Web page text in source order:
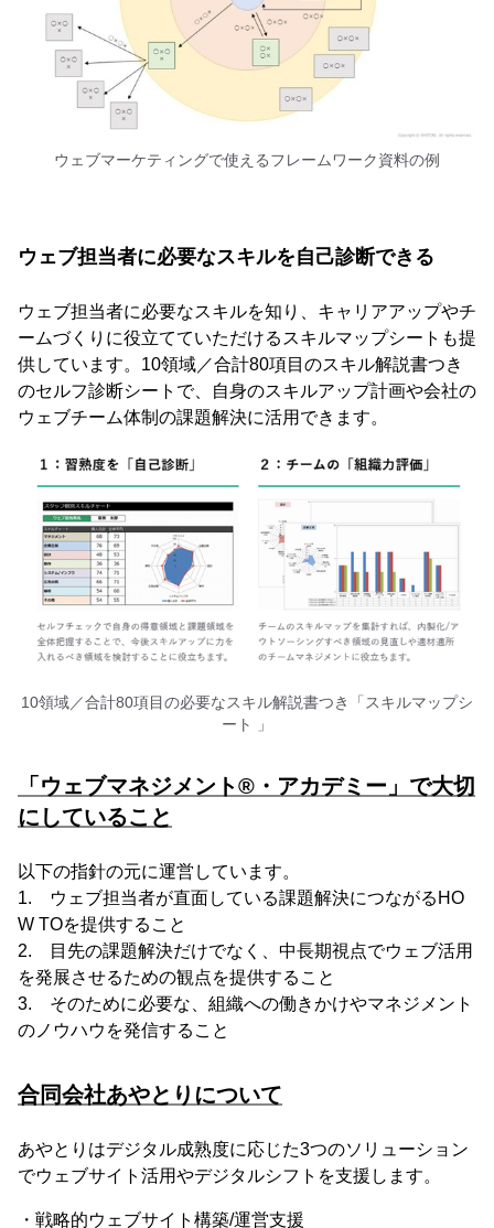
ウェブマーケティングで使えるフレームワーク資料の例
ウェブ担当者に必要なスキルを自己診断できる
ウェブ担当者に必要なスキルを知り、キャリアアップやチ
ームづくりに役立てていただけるスキルマップシートも提
供しています。10領域／合計80項目のスキル解説書つき
のセルフ診断シートで、自身のスキルアップ計画や会社の
ウェブチーム体制の課題解決に活用できます。
10領域／合計80項目の必要なスキル解説書つき「スキルマップシ
ート 」
「ウェブマネジメント®・アカデミー」で大切
にしていること
以下の指針の元に運営しています。
1. ウェブ担当者が直面している課題解決につながるHO
W TOを提供すること
2. 目先の課題解決だけでなく、中長期視点でウェブ活用
を発展させるための観点を提供すること
3. そのために必要な、組織への働きかけやマネジメント
のノウハウを発信すること
合同会社あやとりについて
あやとりはデジタル成熟度に応じた3つのソリューション
でウェブサイト活用やデジタルシフトを支援します。
・戦略的ウェブサイト構築/運営支援